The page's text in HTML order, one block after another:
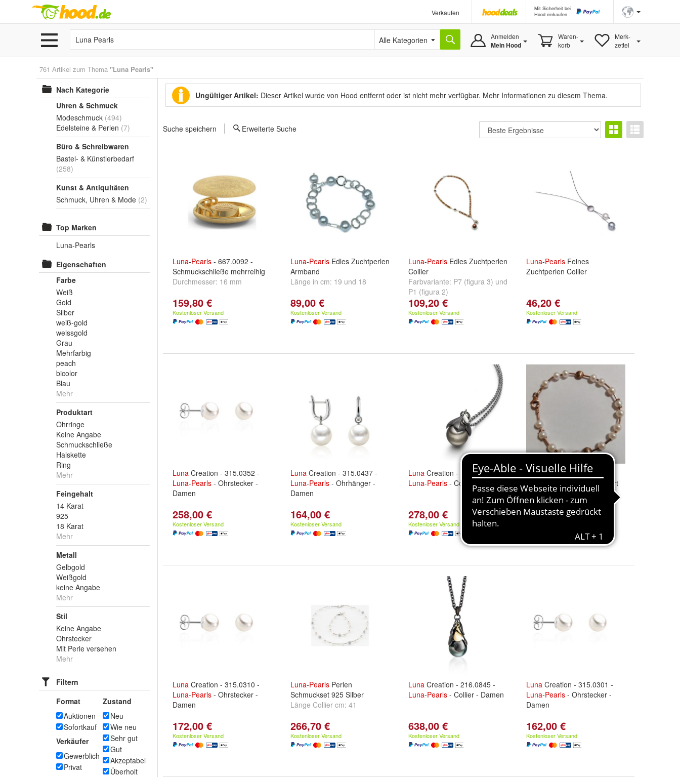
Verkaufen
Mit Sicherheit bei
Hood einkaufen
Alle Kategorien Anmelden
Mein Hood
Waren-
korb
Merk-
zettel
761 Artikel zum Thema "Luna Pearls"
Nach Kategorie
Uhren & Schmuck
Modeschmuck (494)
Edelsteine & Perlen (7)
Büro & Schreibwaren
Bastel- & Künstlerbedarf
(258)
Kunst & Antiquitäten
Schmuck, Uhren & Mode (2)
Top Marken
Luna-Pearls
Eigenschaften
Farbe
Weiß
Gold
Silber
weiß-gold
weissgold
Grau
Mehrfarbig
peach
bicolor
Blau
Mehr
Produktart
Ohrringe
Keine Angabe
Schmuckschließe
Halskette
Ring
Mehr
Feingehalt
14 Karat
925
18 Karat
Mehr
Metall
Gelbgold
Weißgold
keine Angabe
Mehr
Stil
Keine Angabe
Ohrstecker
Mit Perle versehen
Mehr
Filtern
Format
Auktionen
Sofortkauf
Verkäufer
Gewerblich
Privat
Zustand
Neu
Wie neu
Sehr gut
Gut
Akzeptabel
Überholt
Ungültiger Artikel: Dieser Artikel wurde von Hood entfernt oder ist nicht mehr verfügbar. Mehr Informationen zu diesem Thema.
Suche speichern Erweiterte Suche
Luna-Pearls - 667.0092 -
Schmuckschließe mehrreihig
Durchmesser: 16 mm
159,80 €
Kostenloser Versand
Luna-Pearls Edles Zuchtperlen
Armband
Länge in cm: 19 und 18
89,00 €
Kostenloser Versand
Luna-Pearls Edles Zuchtperlen
Collier
Farbvariante: P7 (figura 3) und
P1 (figura 2)
109,20 €
Kostenloser Versand
Luna-Pearls Feines
Zuchtperlen Collier
46,20 €
Kostenloser Versand
Luna Creation - 315.0352 -
Luna-Pearls - Ohrstecker -
Damen
258,00 €
Kostenloser Versand
Luna Creation - 315.0437 -
Luna-Pearls - Ohrhänger -
Damen
164,00 €
Kostenloser Versand
Luna Creation - 216.0803 -
Luna-Pearls - Collier - Damen
278,00 €
Kostenloser Versand
Luna-PearlsArmband mit
Perlen 925/- Silber rhodiniert
Länge in cm:19
63,00 €
Luna Creation - 315.0310 -
Luna-Pearls - Ohrstecker -
Damen
172,00 €
Kostenloser Versand
Luna-Pearls Perlen
Schmuckset 925 Silber
Länge Collier cm: 41
266,70 €
Kostenloser Versand
Luna Creation - 216.0845 -
Luna-Pearls - Collier - Damen
638,00 €
Kostenloser Versand
Luna Creation - 315.0301 -
Luna-Pearls - Ohrstecker -
Damen
162,00 €
Kostenloser Versand